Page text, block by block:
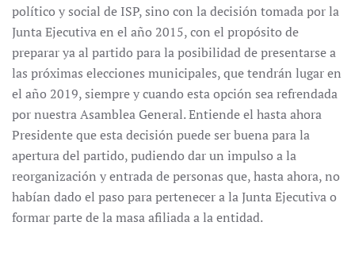
político y social de ISP, sino con la decisión tomada por la
Junta Ejecutiva en el año 2015, con el propósito de
preparar ya al partido para la posibilidad de presentarse a
las próximas elecciones municipales, que tendrán lugar en
el año 2019, siempre y cuando esta opción sea refrendada
por nuestra Asamblea General. Entiende el hasta ahora
Presidente que esta decisión puede ser buena para la
apertura del partido, pudiendo dar un impulso a la
reorganización y entrada de personas que, hasta ahora, no
habían dado el paso para pertenecer a la Junta Ejecutiva o
formar parte de la masa afiliada a la entidad.